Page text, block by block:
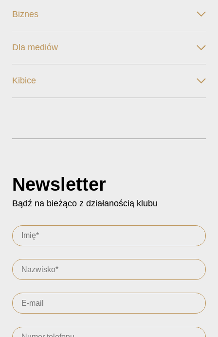
Biznes
Dla mediów
Kibice
Newsletter
Bądź na bieżąco z działanością klubu